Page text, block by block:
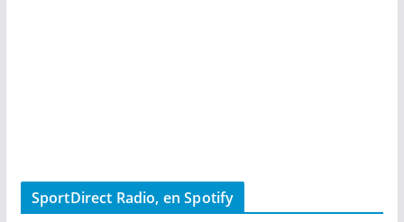
SportDirect Radio, en Spotify